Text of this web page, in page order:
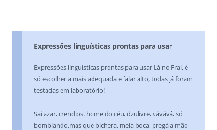
Expressões linguísticas prontas para usar
Expressões linguísticas prontas para usar Lá no Frai, é
só escolher a mais adequada e falar alto, todas já foram
testadas em laboratório!
Sai azar, crendios, home do céu, dzulivre, vávává, só
bombiando,mas que bichera, meia boca, pregá a mão